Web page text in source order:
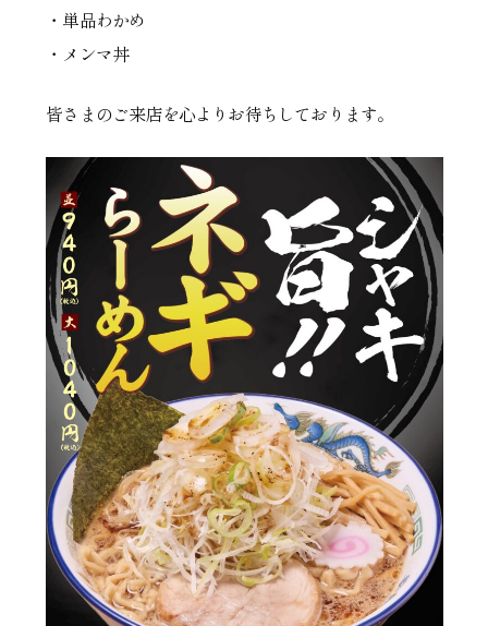
・単品わかめ
・メンマ丼
皆さまのご来店を心よりお待ちしております。